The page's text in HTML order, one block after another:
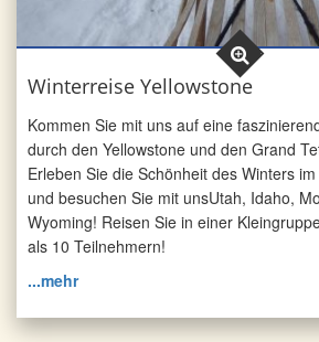
Winterreise Yellowstone
Kommen Sie mit uns auf eine
durch den Yellowstone und den Grand
Erleben Sie die Schönheit des Winters
und besuchen Sie mit unsUtah, Idaho,
Wyoming! Reisen Sie in einer
als 10 Teilnehmern!
...mehr